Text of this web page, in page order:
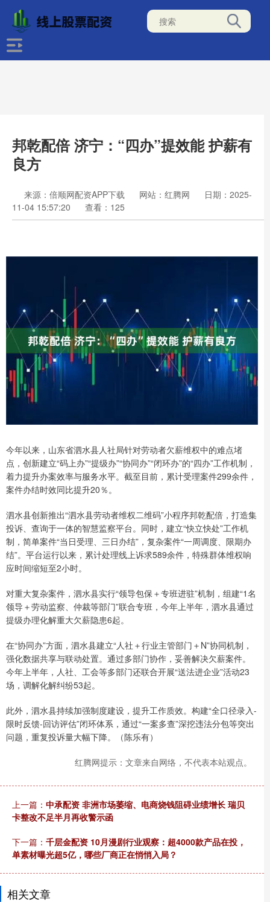
邦乾配倍 济宁：“四办”提效能 护薪有
良方
来源：倍顺网配资APP下载 网站：红腾网
日期：2025-
11-04 15:57:20
查看：125
今年以来，山东省泗水县人社局针对劳动者欠薪维权中的难点堵
点，创新建立“码上办”“提级办”“协同办”“闭环办”的“四办”工作机制，
着力提升办案效率与服务水平。截至目前，累计受理案件299余件，
案件办结时效同比提升20％。
泗水县创新推出“泗水县劳动者维权二维码”小程序邦乾配倍，打造集
投诉、查询于一体的智慧监察平台。同时，建立“快立快处”工作机
制，简单案件“当日受理、三日办结”，复杂案件“一周调度、限期办
结”。平台运行以来，累计处理线上诉求589余件，特殊群体维权响
应时间缩短至2小时。
对重大复杂案件，泗水县实行“领导包保＋专班进驻”机制，组建“1名
领导＋劳动监察、仲裁等部门”联合专班，今年上半年，泗水县通过
提级办理化解重大欠薪隐患6起。
在“协同办”方面，泗水县建立“人社＋行业主管部门＋N”协同机制，
强化数据共享与联动处置。通过多部门协作，妥善解决欠薪案件。
今年上半年，人社、工会等多部门还联合开展“送法进企业”活动23
场，调解化解纠纷53起。
此外，泗水县持续加强制度建设，提升工作质效。构建“全口径录入-
限时反馈-回访评估”闭环体系，通过“一案多查”深挖违法分包等突出
问题，重复投诉量大幅下降。（陈乐有）
红腾网提示：文章来自网络，不代表本站观点。
上一篇： 中承配资 非洲市场萎缩、电商烧钱阻碍业绩增长 瑞贝
卡整改不足半月再收警示函
下一篇： 千层金配资 10月漫剧行业观察：超4000款产品在投，
单素材曝光超5亿，哪些厂商正在悄悄入局？
相关文章